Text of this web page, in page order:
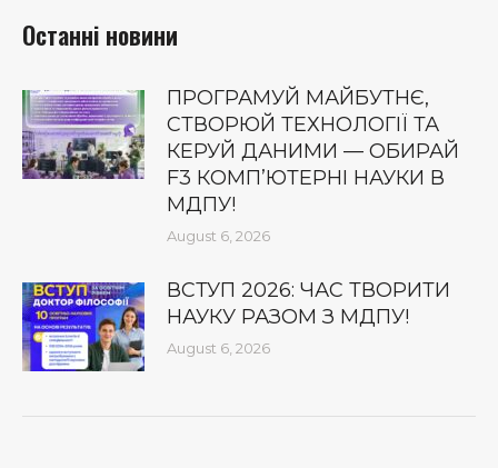
Останні новини
ПРОГРАМУЙ МАЙБУТНЄ,
СТВОРЮЙ ТЕХНОЛОГІЇ ТА
КЕРУЙ ДАНИМИ — ОБИРАЙ
F3 КОМП’ЮТЕРНІ НАУКИ В
МДПУ!
August 6, 2026
ВСТУП 2026: ЧАС ТВОРИТИ
НАУКУ РАЗОМ З МДПУ!
August 6, 2026